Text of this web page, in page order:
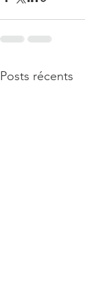
Posts récents